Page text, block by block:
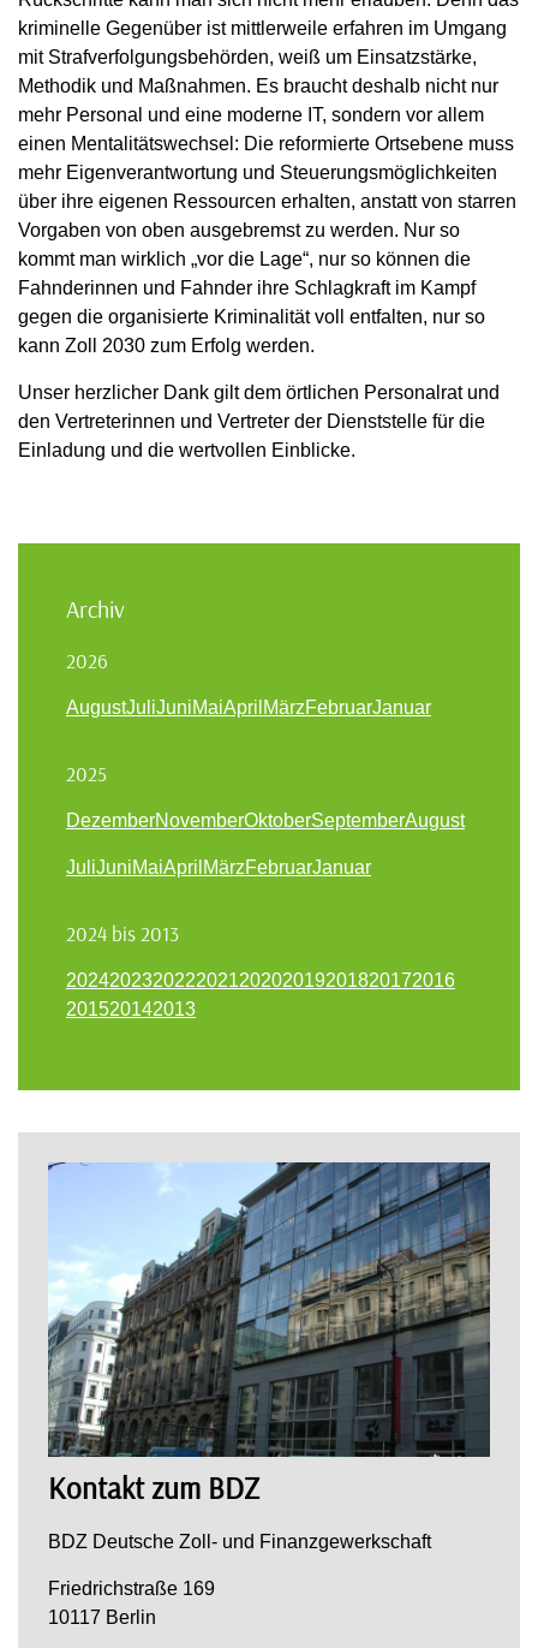
kriminelle Gegenüber ist mittlerweile erfahren im Umgang
mit Strafverfolgungsbehörden, weiß um Einsatzstärke,
Methodik und Maßnahmen. Es braucht deshalb nicht nur
mehr Personal und eine moderne IT, sondern vor allem
einen Mentalitätswechsel: Die reformierte Ortsebene muss
mehr Eigenverantwortung und Steuerungsmöglichkeiten
über ihre eigenen Ressourcen erhalten, anstatt von starren
Vorgaben von oben ausgebremst zu werden. Nur so
kommt man wirklich „vor die Lage“, nur so können die
Fahnderinnen und Fahnder ihre Schlagkraft im Kampf
gegen die organisierte Kriminalität voll entfalten, nur so
kann Zoll 2030 zum Erfolg werden.
Unser herzlicher Dank gilt dem örtlichen Personalrat und
den Vertreterinnen und Vertreter der Dienststelle für die
Einladung und die wertvollen Einblicke.
Archiv
2026
AugustJuliJuniMaiApril MärzFebruarJanuar
2025
DezemberNovemberOktoberSeptemberAugust
JuliJuniMaiApril MärzFebruarJanuar
2024 bis 2013
202420232022202120202019201820172016
201520142013
Kontakt zum BDZ
BDZ Deutsche Zoll- und Finanzgewerkschaft
Friedrichstraße 169
10117 Berlin